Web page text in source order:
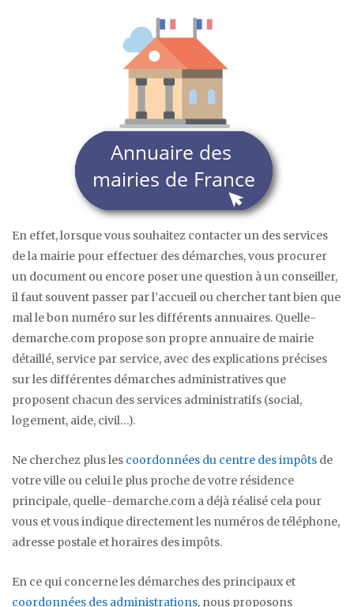
En effet, lorsque vous souhaitez contacter un des services
de la mairie pour effectuer des démarches, vous procurer
un document ou encore poser une question à un conseiller,
il faut souvent passer par l’accueil ou chercher tant bien que
mal le bon numéro sur les différents annuaires. Quelle-
demarche.com propose son propre annuaire de mairie
détaillé, service par service, avec des explications précises
sur les différentes démarches administratives que
proposent chacun des services administratifs (social,
logement, aide, civil…).
Ne cherchez plus les coordonnées du centre des impôts de
votre ville ou celui le plus proche de votre résidence
principale, quelle-demarche.com a déjà réalisé cela pour
vous et vous indique directement les numéros de téléphone,
adresse postale et horaires des impôts.
En ce qui concerne les démarches des principaux et
coordonnées des administrations, nous proposons